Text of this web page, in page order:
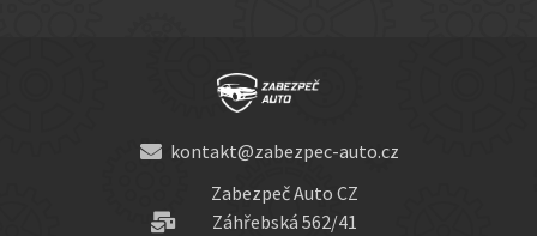
kontakt@zabezpec-auto.cz
Zabezpeč Auto CZ
Záhřebská 562/41